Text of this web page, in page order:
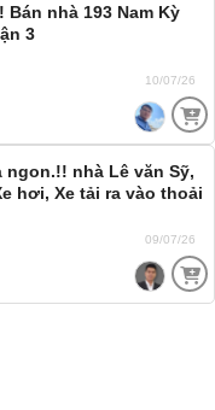
nhà 193 Nam Kỳ
3
10/07/26
ngon.!! nhà Lê văn Sỹ,
hơi, Xe tải ra vào thoải
09/07/26